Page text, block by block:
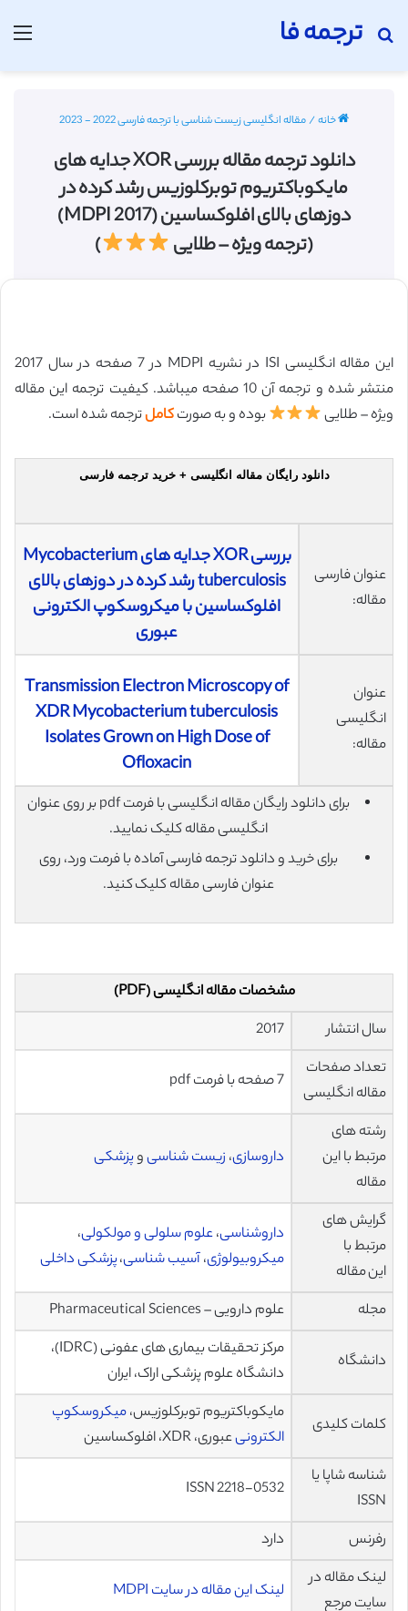
ترجمه فا
جستجو برای
خانه/مقاله انگلیسی زیست شناسی با ترجمه فارسی 2022 - 2023
دانلود ترجمه مقاله بررسی XOR جدایه های
مایکوباکتریوم توبرکلوزیس رشد کرده در
دوزهای بالای افلوکساسین (MDPI 2017)
(ترجمه ویژه – طلایی
)
این مقاله انگلیسی ISI در نشریه MDPI در 7 صفحه در سال 2017
منتشر شده و ترجمه آن 10 صفحه میباشد. کیفیت ترجمه این مقاله
ویژه – طلایی
بوده و به صورتکاملترجمه شده است.
دانلود رایگان مقاله انگلیسی + خرید ترجمه فارسی
عنوان فارسی
مقاله:
بررسی XOR جدایه های Mycobacterium
tuberculosis رشد کرده در دوزهای بالای
افلوکساسین با میکروسکوپ الکترونی
عبوری
عنوان
انگلیسی
مقاله:
Transmission Electron Microscopy of
XDR Mycobacterium tuberculosis
Isolates Grown on High Dose of
Ofloxacin
برای دانلود رایگان مقاله انگلیسی با فرمت pdf بر روی عنوان
انگلیسی مقاله کلیک نمایید.
برای خرید و دانلود ترجمه فارسی آماده با فرمت ورد، روی
عنوان فارسی مقاله کلیک کنید.
مشخصات مقاله انگلیسی (PDF)
سال انتشار
2017
تعداد صفحات
مقاله انگلیسی
7 صفحه با فرمت pdf
رشته های
مرتبط با این
مقاله
داروسازی، زیست شناسیوپزشکی
گرایش های
مرتبط با
این مقاله
داروشناسی،علوم سلولی و مولکولی،
میکروبیولوژی،آسیب شناسی،پزشکی داخلی
مجله علوم دارویی – Pharmaceutical Sciences
دانشگاه
مرکز تحقیقات بیماری های عفونی (IDRC)،
دانشگاه علوم پزشکی اراک، ایران
کلمات کلیدی
مایکوباکتریوم توبرکلوزیس،میکروسکوپ
الکترونیعبوری، XDR، افلوکساسین
شناسه شاپا یا
ISSN
ISSN 2218-0532
رفرنس
دارد
لینک مقاله در
سایت مرجع
لینک این مقاله در سایت MDPI